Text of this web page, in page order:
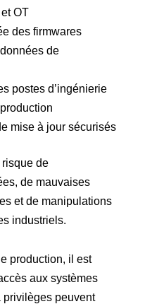
OT
des firmwares
de
postes d’ingénierie
mise à jour sécurisés
de
de mauvaises
et de manipulations
industriels.
production, il est
aux systèmes
privilèges peuvent